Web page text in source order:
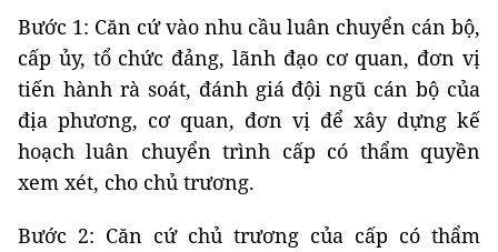
Bước 1: Căn cứ vào nhu cầu luân chuyển cán bộ,
cấp ủy, tổ chức đảng, lãnh đạo cơ quan, đơn vị
tiến hành rà soát, đánh giá đội ngũ cán bộ của
địa phương, cơ quan, đơn vị để xây dựng kế
hoạch luân chuyển trình cấp có thẩm quyền
xem xét, cho chủ trương.
Bước 2: Căn cứ chủ trương của cấp có thẩm